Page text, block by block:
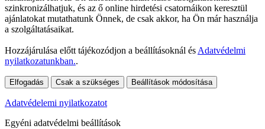
szinkronizálhatjuk, és az ő online hirdetési csatornáikon keresztül
ajánlatokat mutathatunk Önnek, de csak akkor, ha Ön már használja
a szolgáltatásaikat.
Hozzájárulása előtt tájékozódjon a beállításoknál és Adatvédelmi
nyilatkozatunkban..
Elfogadás Csak a szükséges Beállítások módosítása
Adatvédelemi nyilatkozatot
Egyéni adatvédelmi beállítások